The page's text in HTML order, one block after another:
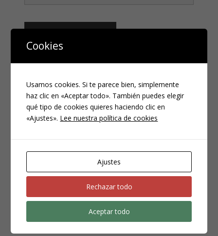
CATEGORÍAS
Compliance
Noticias
Penitenciario
ENTRADAS RECIENTES
Denuncia, querella y atestado policial: por qué no es lo
Cookies
Usamos cookies. Si te parece bien, simplemente
haz clic en «Aceptar todo». También puedes elegir
qué tipo de cookies quieres haciendo clic en
«Ajustes». Lee nuestra política de cookies
Ajustes
Rechazar todo
Aceptar todo